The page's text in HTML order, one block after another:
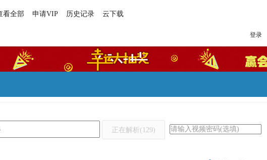
看全部 申请VIP 历史记录 云下载
登录
正在解析(129)